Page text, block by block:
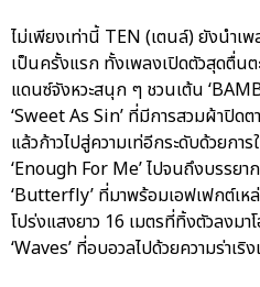
ไม่เพียงเท่านี้ TEN (เตนล์) ยังนำ
เป็นครั้งแรก ทั้งเพลงเปิดตัวสุดตื่นต
แดนซ์จังหวะสนุก ๆ ชวนเต้น
‘Sweet As Sin’ ที่มีการสวมผ้าปิด
แล้วก้าวไปสู่ความเท่อีกระดับด้วยกา
‘Enough For Me’ ไปจนถึงบรรย
‘Butterfly’ ที่มาพร้อมเอฟเฟกต์เ
โปร่งแสงยาว 16 เมตรที่ทิ้งตัวลงม
‘Waves’ ที่อบอวลไปด้วยความร่าเริ